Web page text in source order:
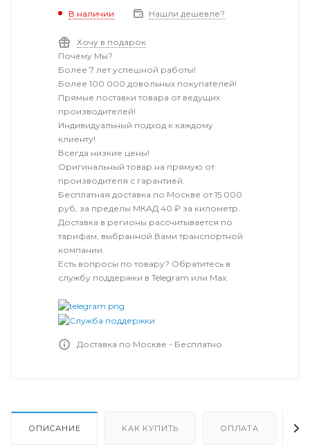
В наличии Нашли дешевле?
Хочу в подарок
Почему Мы?
Более 7 лет успешной работы!
Более 100 000 довольных покупателей!
Прямые поставки товара от ведущих
производителей!
Индивидуальный подход к каждому
клиенту!
Всегда низкие цены!
Оригинальный товар на прямую от
производителя с гарантией.
Бесплатная доставка по Москве от 15 000
руб, за пределы МКАД 40 ₽ за километр.
Доставка в регионы рассчитывается по
тарифам, выбранной Вами транспортной
компании.
Есть вопросы по товару? Обратитесь в
службу поддержки в Telegram или Max.
Доставка по Москве - Бесплатно
ОПИСАНИЕ КАК КУПИТЬ ОПЛАТА